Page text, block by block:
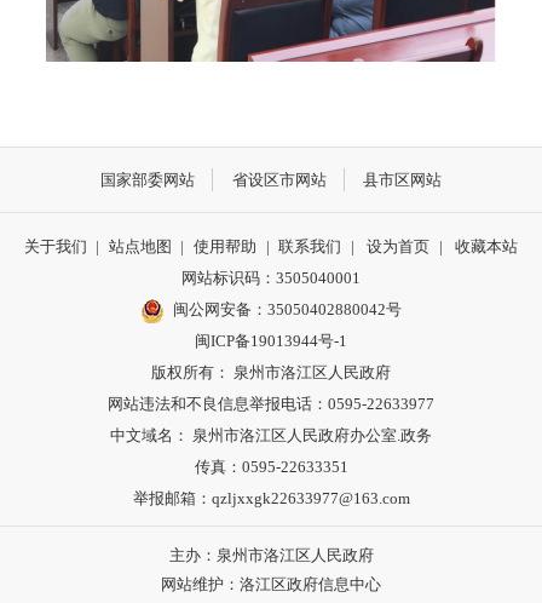
国家部委网站 省设区市网站 县市区网站
关于我们 | 站点地图 | 使用帮助 | 联系我们 | 设为首页 |
收藏本站
网站标识码：3505040001
闽公网安备：35050402880042号
闽ICP备19013944号-1
版权所有： 泉州市洛江区人民政府
网站违法和不良信息举报电话：0595-22633977
中文域名： 泉州市洛江区人民政府办公室.政务
传真：0595-22633351
举报邮箱：qzljxxgk22633977@163.com
主办：泉州市洛江区人民政府
网站维护：洛江区政府信息中心